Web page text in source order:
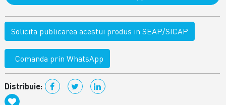
Solicita publicarea acestui produs in SEAP/SICAP
Comanda prin WhatsApp
Distribuie: